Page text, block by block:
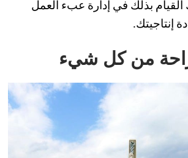
بذلك في إدارة عبء العمل
إنتاجيتك.